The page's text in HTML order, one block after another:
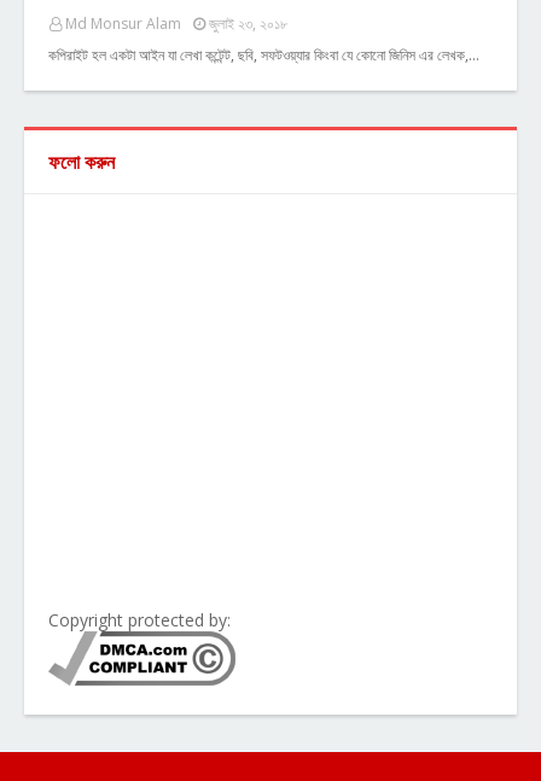
Md Monsur Alam
জুলাই ২৩, ২০১৮
কপিরাইট হল একটা আইন যা লেখা কন্টেন্ট, ছবি, সফটওয়্যার কিংবা যে কোনো জিনিস এর লেখক,…
ফলো করুন
Copyright protected by: